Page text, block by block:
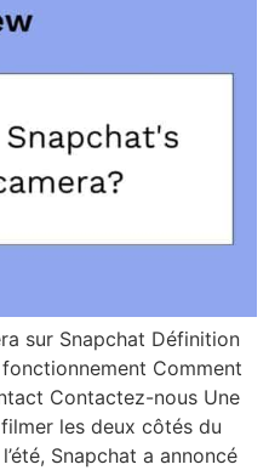
sur Snapchat Définition
Comment
Contactez-nous Une
les deux côtés du
Snapchat a annoncé